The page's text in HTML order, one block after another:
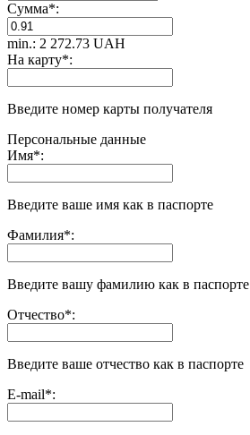
Сумма*:
min.: 2 272.73 UAH
На карту*:
Введите номер карты получателя
Персональные данные
Имя*:
Введите ваше имя как в паспорте
Фамилия*:
Введите вашу фамилию как в паспорте
Отчество*:
Введите ваше отчество как в паспорте
E-mail*: